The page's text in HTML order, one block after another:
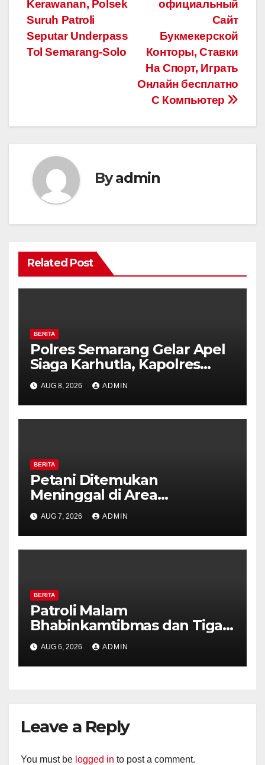
navigation
официальный
Сайт
Букмекерской
Конторы, Ставки
На Спорт, Играть
Онлайн бесплатно
С Компьютер
Kerawanan, Polsek
Suruh Patroli
Seputar Underpass
Tol Semarang-Solo
Byadmin
Related Post
BERITA
Polres Semarang Gelar Apel
Siaga Karhutla, Kapolres
Tekankan Sinergi dan
Kesiapsiagaan Hadapi Musim
Kemarau.
AUG 8, 2026 ADMIN
BERITA
Petani Ditemukan
Meninggal di Area
Persawahan Kalibeji, Polisi
Pastikan Tidak Ada Tanda
Kekerasan
AUG 7, 2026 ADMIN
BERITA
Patroli Malam
Bhabinkamtibmas dan Tiga
Pilar Kelurahan Ungaran
Perkuat Kamtibmas, Warga
Diajak Aktifkan Ronda
AUG 6, 2026 ADMIN
Leave a Reply
You must be logged in to post a comment.